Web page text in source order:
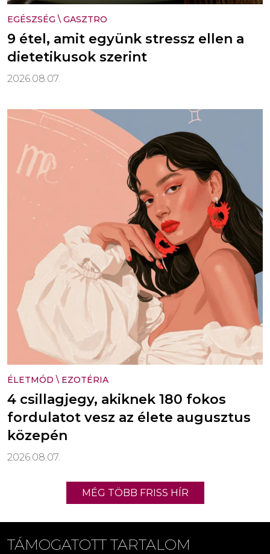
EGÉSZSÉG \ GASZTRO
9 étel, amit együnk stressz ellen a
dietetikusok szerint
2026.08.07.
ÉLETMÓD \ EZOTÉRIA
4 csillagjegy, akiknek 180 fokos
fordulatot vesz az élete augusztus
közepén
2026.08.07.
MÉG TÖBB FRISS HÍR
TÁMOGATOTT TARTALOM